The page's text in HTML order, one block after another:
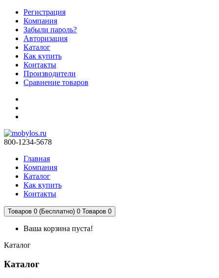
Регистрация
Компания
Забыли пароль?
Авторизация
Каталог
Как купить
Контакты
Производители
Сравнение товаров
800-1234-5678
Главная
Компания
Каталог
Как купить
Контакты
Товаров 0 (Бесплатно) 0 Товаров 0
Ваша корзина пуста!
Каталог
Каталог